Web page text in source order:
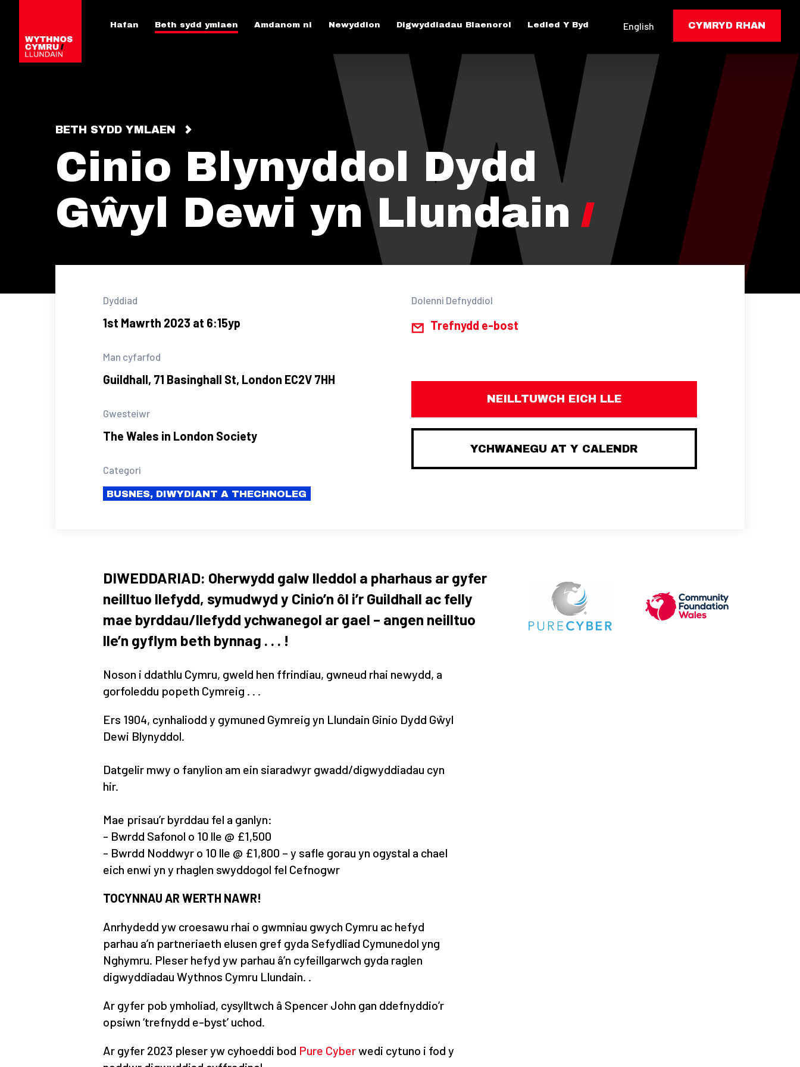
Hafan Beth sydd ymlaen Amdanom ni Newyddion Digwyddiadau Blaenorol Ledled Y Byd English CYMRYD RHAN
BETH SYDD YMLAEN
Cinio Blynyddol Dydd
Gŵyl Dewi yn Llundain
Dyddiad
1st Mawrth 2023 at 6:15yp
Man cyfarfod
Guildhall, 71 Basinghall St, London EC2V 7HH
Gwesteiwr
The Wales in London Society
Categori
BUSNES, DIWYDIANT A THECHNOLEG
Dolenni Defnyddiol
Trefnydd e-bost
NEILLTUWCH EICH LLE
YCHWANEGU AT Y CALENDR
DIWEDDARIAD: Oherwydd galw lleddol a pharhaus ar gyfer
neilltuo llefydd, symudwyd y Cinio’n ôl i’r Guildhall ac felly
mae byrddau/llefydd ychwanegol ar gael – angen neilltuo
lle’n gyflym beth bynnag . . . !
Noson i ddathlu Cymru, gweld hen ffrindiau, gwneud rhai newydd, a
gorfoleddu popeth Cymreig . . .
Ers 1904, cynhaliodd y gymuned Gymreig yn Llundain Ginio Dydd Gŵyl
Dewi Blynyddol.
Datgelir mwy o fanylion am ein siaradwyr gwadd/digwyddiadau cyn
hir.
Mae prisau’r byrddau fel a ganlyn:
- Bwrdd Safonol o 10 lle @ £1,500
- Bwrdd Noddwyr o 10 lle @ £1,800 – y safle gorau yn ogystal a chael
eich enwi yn y rhaglen swyddogol fel Cefnogwr
TOCYNNAU AR WERTH NAWR!
Anrhydedd yw croesawu rhai o gwmniau gwych Cymru ac hefyd
parhau a’n partneriaeth elusen gref gyda Sefydliad Cymunedol yng
Nghymru. Pleser hefyd yw parhau â’n cyfeillgarwch gyda raglen
digwyddiadau Wythnos Cymru Llundain. .
Ar gyfer pob ymholiad, cysylltwch â Spencer John gan ddefnyddio’r
opsiwn ‘trefnydd e-byst’ uchod.
Ar gyfer 2023 pleser yw cyhoeddi bod Pure Cyberwedi cytuno i fod y